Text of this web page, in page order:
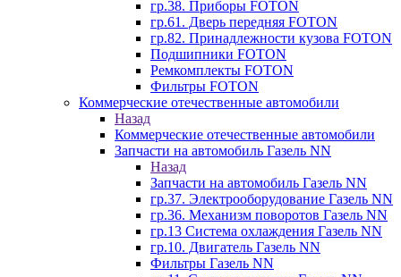
гр.38. Приборы FOTON
гр.61. Дверь передняя FOTON
гр.82. Принадлежности кузова FOTON
Подшипники FOTON
Ремкомплекты FOTON
Фильтры FOTON
Коммерческие отечественные автомобили
Назад
Коммерческие отечественные автомобили
Запчасти на автомобиль Газель NN
Назад
Запчасти на автомобиль Газель NN
гр.37. Электрооборудование Газель NN
гр.36. Механизм поворотов Газель NN
гр.13 Система охлаждения Газель NN
гр.10. Двигатель Газель NN
Фильтры Газель NN